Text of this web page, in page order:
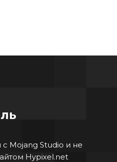
Mojang Studio и не
Hypixel.net